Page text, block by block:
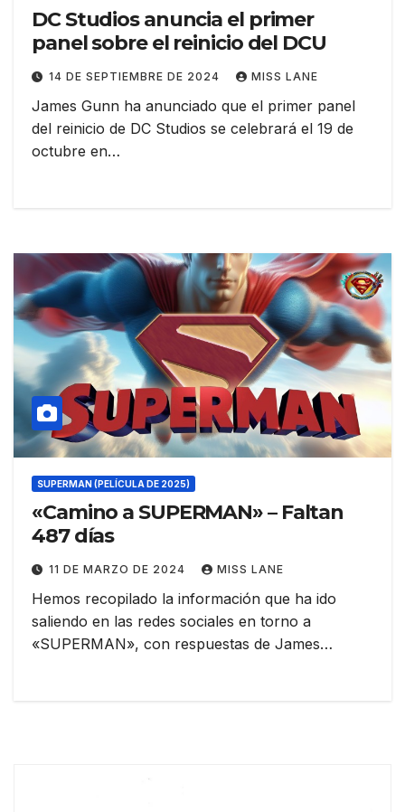
DC Studios anuncia el primer
panel sobre el reinicio del DCU
14 DE SEPTIEMBRE DE 2024 MISS LANE
James Gunn ha anunciado que el primer panel
del reinicio de DC Studios se celebrará el 19 de
octubre en…
SUPERMAN (PELÍCULA DE 2025)
«Camino a SUPERMAN» – Faltan
487 días
11 DE MARZO DE 2024 MISS LANE
Hemos recopilado la información que ha ido
saliendo en las redes sociales en torno a
«SUPERMAN», con respuestas de James…